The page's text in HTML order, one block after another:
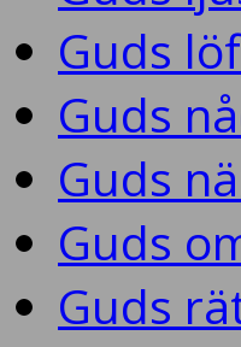
Guds
Guds
Guds
Guds
Guds